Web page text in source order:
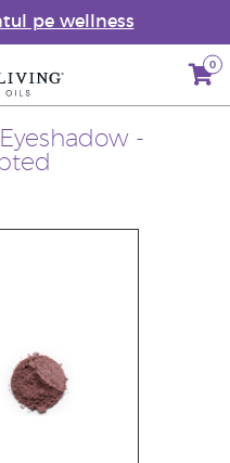
pe wellness
0
-